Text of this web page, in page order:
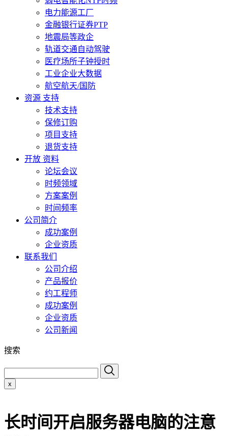
电力能源工厂
金融银行证券PTP
地震局等政企
轨道交通自动驾驶
医疗场所子钟授时
工业企业大数据
航空航天/国防
资源 支持
技术支持
保修订购
项目支持
退货支持
开放 资料
论坛会议
时频领域
方案案例
时间频率
公司简介
成功案例
企业资质
联系我们
公司介绍
产品报价
约工程师
成功案例
企业资质
公司新闻
搜索
x
长时间开启服务器电脑的注意